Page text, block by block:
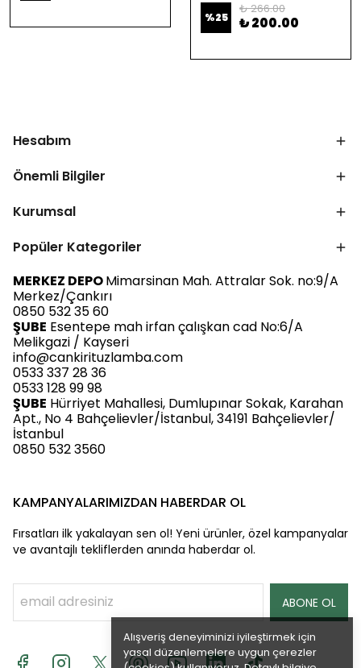
Alışveriş deneyiminizi iyileştirmek için
yasal düzenlemelere uygun çerezler
%25
₺ 266.00
₺ 200.00
Hesabım
Önemli Bilgiler
Kurumsal
Popüler Kategoriler
MERKEZ DEPOMimarsinan Mah. Attralar Sok. no:9/A
Merkez/Çankırı
0850 532 35 60
ŞUBE Esentepe mah irfan çalışkan cad No:6/A
Melikgazi / Kayseri
info@cankirituzlamba.com
0533 337 28 36
0533 128 99 98
ŞUBE Hürriyet Mahallesi, Dumlupınar Sokak, Karahan
Apt., No 4 Bahçelievler/İstanbul, 34191 Bahçelievler/
İstanbul
0850 532 3560
KAMPANYALARIMIZDAN HABERDAR OL
Fırsatları ilk yakalayan sen ol! Yeni ürünler, özel kampanyalar
ve avantajlı tekliflerden anında haberdar ol.
ABONE OL